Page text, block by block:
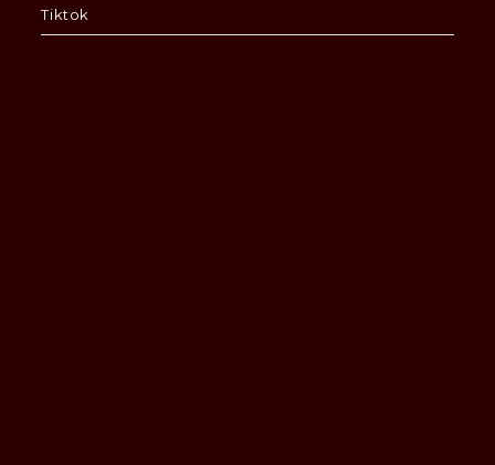
Tiktok